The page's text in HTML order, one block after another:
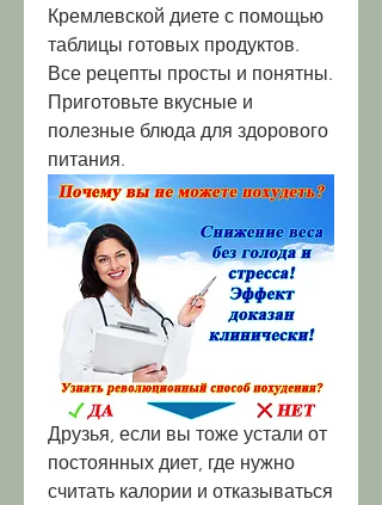
Кремлевской диете с помощью
таблицы готовых продуктов.
Все рецепты просты и понятны.
Приготовьте вкусные и
полезные блюда для здорового
питания.
Друзья, если вы тоже устали от
постоянных диет, где нужно
считать калории и отказываться